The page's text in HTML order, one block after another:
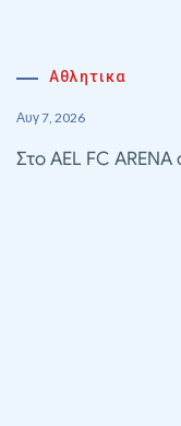
Αθλητικα
Αυγ 7, 2026
Στο AEL FC